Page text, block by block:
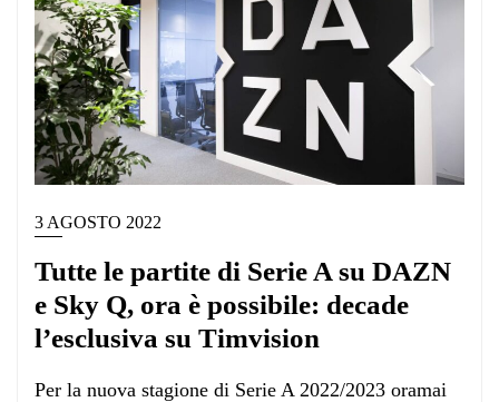
3 AGOSTO 2022
Tutte le partite di Serie A su DAZN
e Sky Q, ora è possibile: decade
l’esclusiva su Timvision
Per la nuova stagione di Serie A 2022/2023 oramai